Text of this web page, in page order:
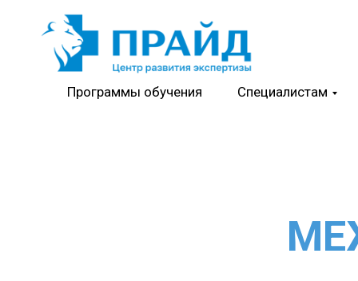
Программы обучения Специалистам